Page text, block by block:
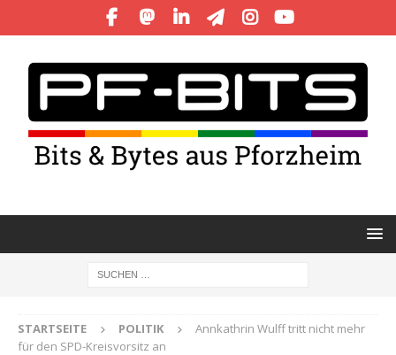
STARTSEITE POLITIK
Annkathrin Wulff tritt nicht mehr
für den SPD-Kreisvorsitz an